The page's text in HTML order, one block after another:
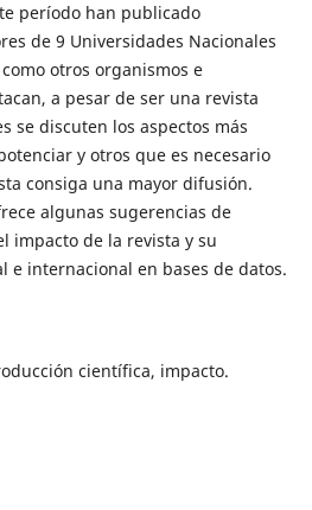
período han publicado
de 9 Universidades Nacionales
otros organismos e
a pesar de ser una revista
se discuten los aspectos más
y otros que es necesario
consiga una mayor difusión.
algunas sugerencias de
impacto de la revista y su
e internacional en bases de datos.
científica, impacto.